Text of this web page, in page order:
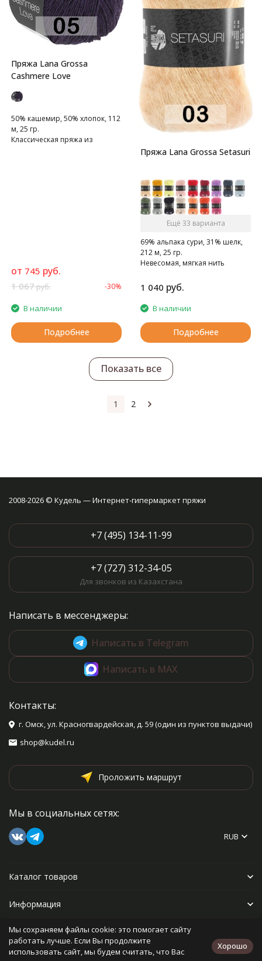
Пряжа Lana Grossa
Cashmere Love
50% кашемир, 50% хлопок, 112
м, 25 гр.
Классическая пряжа из
от 745 руб.
1 067руб. -30%
В наличии
Подробнее
Пряжа Lana Grossa Setasuri
Ещё 33 варианта
69% альпака сури, 31% шелк,
212 м, 25 гр.
Невесомая, мягкая нить
1 040 руб.
В наличии
Подробнее
Показать все
1 2
2008-2026 © Кудель — Интернет-гипермаркет пряжи
+7 (495) 134-11-99
+7 (727) 312-34-05
Для звонков из Казахстана
Написать в мессенджеры:
Написать в Telegram
Написать в MAX
Контакты:
г. Омск, ул. Красногвардейская, д. 59 (один из пунктов выдачи)
shop@kudel.ru
Проложить маршрут
Мы в социальных сетях:
RUB
Каталог товаров
Информация
Прочее
Мы сохраняем файлы cookie: это помогает сайту
работать лучше. Если Вы продолжите
использовать сайт, мы будем считать, что Вас
Хорошо